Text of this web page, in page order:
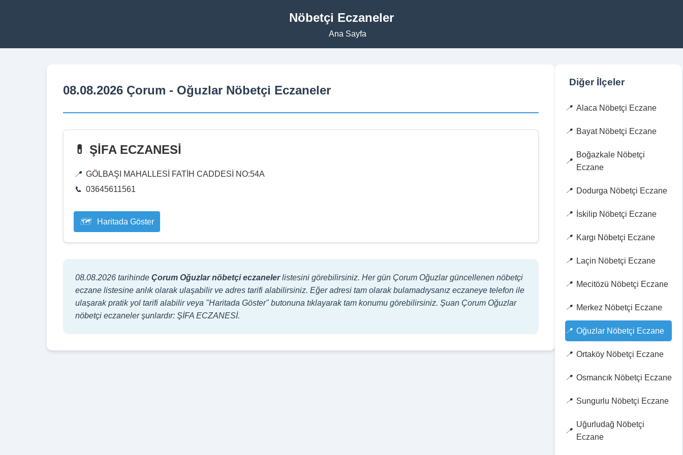
Nöbetçi Eczaneler
Ana Sayfa
08.08.2026 Çorum - Oğuzlar Nöbetçi Eczaneler
💊 ŞİFA ECZANESİ
GÖLBAŞI MAHALLESİ FATİH CADDESİ NO:54A
03645611561
Haritada Göster
08.08.2026 tarihinde Çorum Oğuzlar nöbetçi eczanelerlistesini görebilirsiniz. Her gün Çorum Oğuzlar güncellenen nöbetçi
eczane listesine anlık olarak ulaşabilir ve adres tarifi alabilirsiniz. Eğer adresi tam olarak bulamadıysanız eczaneye telefon ile
ulaşarak pratik yol tarifi alabilir veya "Haritada Göster" butonuna tıklayarak tam konumu görebilirsiniz. Şuan Çorum Oğuzlar
nöbetçi eczaneler şunlardır: ŞİFA ECZANESİ.
Diğer İlçeler
Alaca Nöbetçi Eczane
Bayat Nöbetçi Eczane
Boğazkale Nöbetçi
Eczane
Dodurga Nöbetçi Eczane
İskilip Nöbetçi Eczane
Kargı Nöbetçi Eczane
Laçin Nöbetçi Eczane
Mecitözü Nöbetçi Eczane
Merkez Nöbetçi Eczane
Oğuzlar Nöbetçi Eczane
Ortaköy Nöbetçi Eczane
Osmancık Nöbetçi Eczane
Sungurlu Nöbetçi Eczane
Uğurludağ Nöbetçi
Eczane